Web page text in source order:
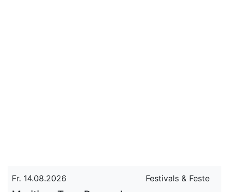
Fr. 14.08.2026 Festivals & Feste